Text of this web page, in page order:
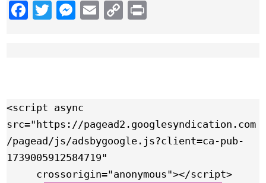
Facebook
TwitterMessenger
EmailCopy
<script async
src="https://pagead2.googlesyndication.com
/pagead/js/adsbygoogle.js?client=ca-pub-
1739005912584719"
     crossorigin="anonymous"></script>